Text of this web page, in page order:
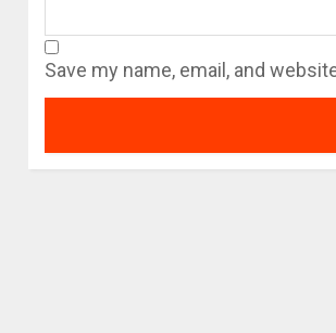
Save my name, email, and